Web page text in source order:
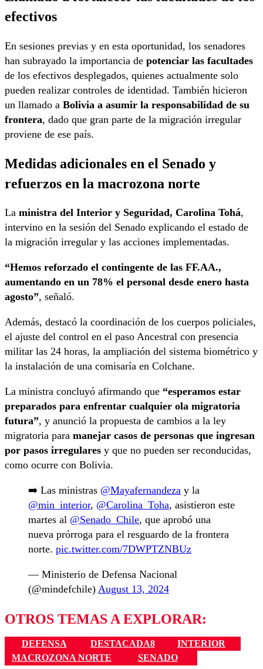
efectivos
En sesiones previas y en esta oportunidad, los senadores
han subrayado la importancia de potenciar las facultades
de los efectivos desplegados, quienes actualmente solo
pueden realizar controles de identidad. También hicieron
un llamado a Bolivia a asumir la responsabilidad de su
frontera, dado que gran parte de la migración irregular
proviene de ese país.
Medidas adicionales en el Senado y
refuerzos en la macrozona norte
La ministra del Interior y Seguridad, Carolina Tohá,
intervino en la sesión del Senado explicando el estado de
la migración irregular y las acciones implementadas.
“Hemos reforzado el contingente de las FF.AA.,
aumentando en un 78% el personal desde enero hasta
agosto”, señaló.
Además, destacó la coordinación de los cuerpos policiales,
el ajuste del control en el paso Ancestral con presencia
militar las 24 horas, la ampliación del sistema biométrico y
la instalación de una comisaría en Colchane.
La ministra concluyó afirmando que “esperamos estar
preparados para enfrentar cualquier ola migratoria
futura”, y anunció la propuesta de cambios a la ley
migratoria para manejar casos de personas que ingresan
por pasos irregulares y que no pueden ser reconducidas,
como ocurre con Bolivia.
➡️ Las ministras @Mayafernandeza y la
@min_interior, @Carolina_Toha, asistieron este
martes al @Senado_Chile, que aprobó una
nueva prórroga para el resguardo de la frontera
norte. pic.twitter.com/7DWPTZNBUz
— Ministerio de Defensa Nacional
(@mindefchile) August 13, 2024
OTROS TEMAS A EXPLORAR:
DEFENSA DESTACADA8
INTERIOR
MACROZONA NORTE
SENADO